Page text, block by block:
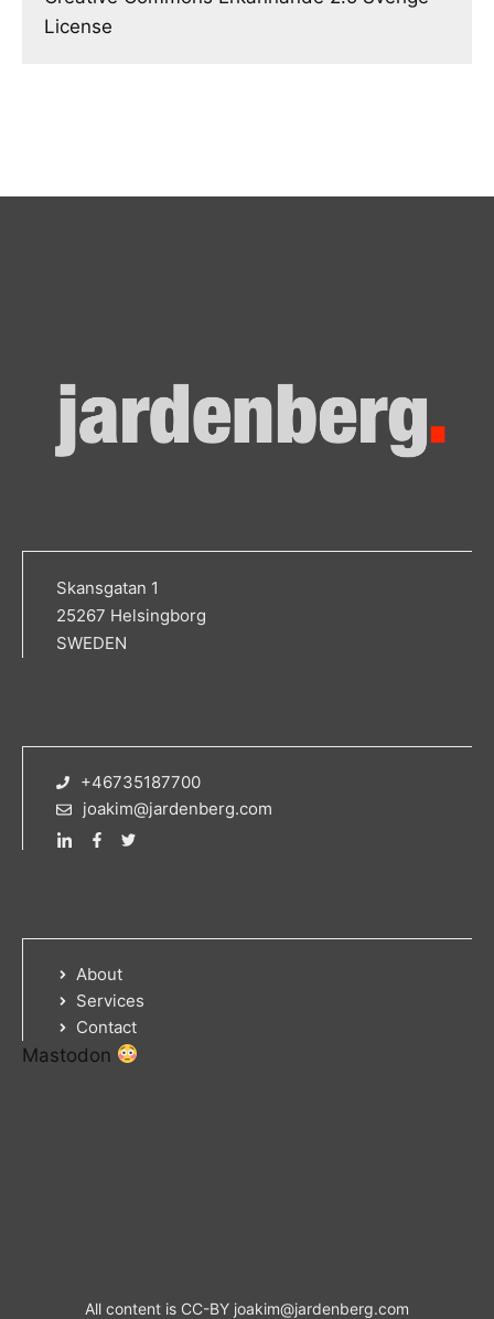
License
Skansgatan 1
25267 Helsingborg
SWEDEN
+46735187700
joakim@jardenberg.com
About
Services
Contact
Mastodon
All content is CC-BY joakim@jardenberg.com